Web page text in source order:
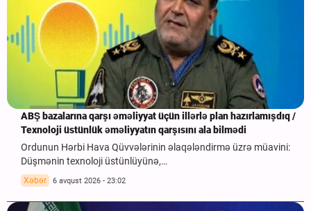
ABŞ bazalarına qarşı əməliyyat üçün illərlə plan hazırlamışdıq /
Texnoloji üstünlük əməliyyatın qarşısını ala bilmədi
Ordunun Hərbi Hava Qüvvələrinin əlaqələndirmə üzrə müavini:
Düşmənin texnoloji üstünlüyünə,…
Xəbər 6 avqust 2026 - 23:02